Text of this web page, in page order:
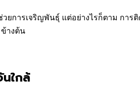
ยการเจริญพันธุ์ แต่อย่างไรก็ตาม กา
างต้น
ใกล้